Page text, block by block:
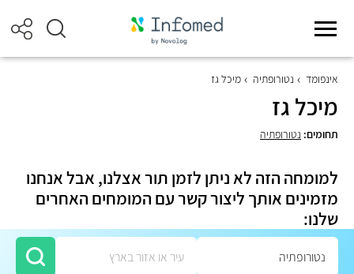
אינפומד נטורופתיה מיכל גז
מיכל גז
תחומים: נטורופתיה
למומחה הזה לא ניתן לזמן תור אצלנו, אבל אנחנו
מזמינים אותך ליצור קשר עם המומחים האחרים
שלנו: